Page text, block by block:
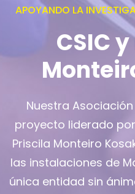
APOYANDO LA
CSIC
Nuestra
proyecto liderado
Priscila Monteiro
las instalaciones de
única entidad sin